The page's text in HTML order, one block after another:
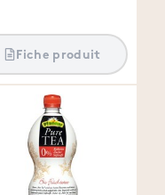
Fiche produit